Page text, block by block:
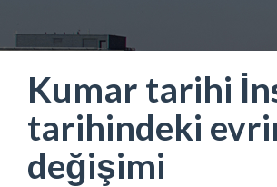
Kumar tarihi
tarihindeki
değişimi